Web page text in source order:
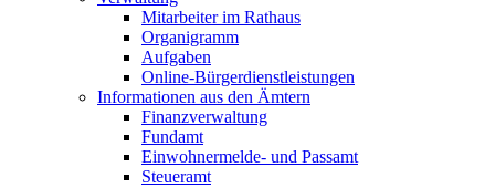
Mitarbeiter im Rathaus
Organigramm
Aufgaben
Online-Bürgerdienstleistungen
Informationen aus den Ämtern
Finanzverwaltung
Fundamt
Einwohnermelde- und Passamt
Steueramt